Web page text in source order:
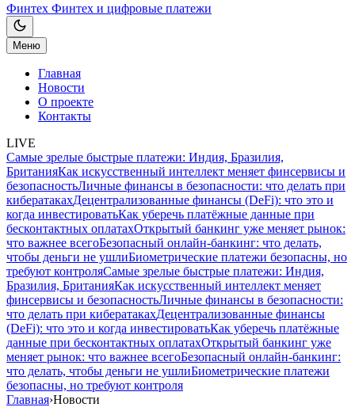
Финтех Финтех и цифровые платежи
Меню
Главная
Новости
О проекте
Контакты
LIVE
Самые зрелые быстрые платежи: Индия, Бразилия,
БританияКак искусственный интеллект меняет финсервисы и
безопасностьЛичные финансы в безопасности: что делать при
кибератакахДецентрализованные финансы (DeFi): что это и
когда инвестироватьКак уберечь платёжные данные при
бесконтактных оплатахОткрытый банкинг уже меняет рынок:
что важнее всегоБезопасный онлайн-банкинг: что делать,
чтобы деньги не ушлиБиометрические платежи безопасны, но
требуют контроляСамые зрелые быстрые платежи: Индия,
Бразилия, БританияКак искусственный интеллект меняет
финсервисы и безопасностьЛичные финансы в безопасности:
что делать при кибератакахДецентрализованные финансы
(DeFi): что это и когда инвестироватьКак уберечь платёжные
данные при бесконтактных оплатахОткрытый банкинг уже
меняет рынок: что важнее всегоБезопасный онлайн-банкинг:
что делать, чтобы деньги не ушлиБиометрические платежи
безопасны, но требуют контроля
Главная›Новости